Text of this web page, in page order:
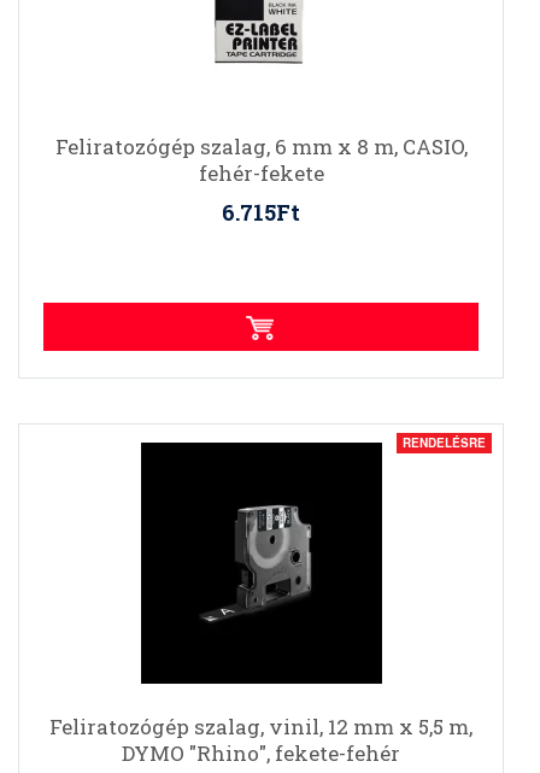
Feliratozógép szalag, 6 mm x 8 m, CASIO,
fehér-fekete
6.715Ft
RENDELÉSRE
Feliratozógép szalag, vinil, 12 mm x 5,5 m,
DYMO "Rhino", fekete-fehér